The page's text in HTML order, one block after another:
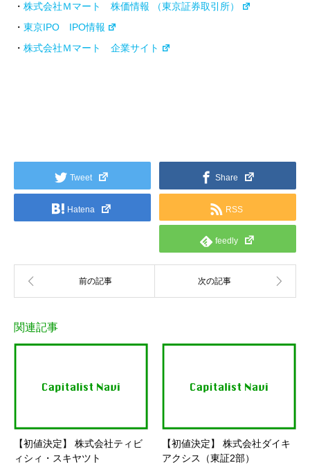
・ 株式会社Ｍマート 株価情報 （東京証券取引所）
・ 東京IPO IPO情報
・ 株式会社Ｍマート 企業サイト
Tweet Share
Hatena RSS
feedly
関連記事
【初値決定】 株式会社ティビ
ィシィ・スキヤツト
【初値決定】 株式会社ダイキ
アクシス（東証2部）